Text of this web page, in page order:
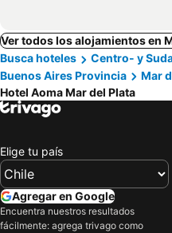
Ver todos los alojamientos en
Busca hoteles
Centro- y
Buenos Aires Provincia
Mar
Hotel Aoma Mar del Plata
Elige tu país
Agregar en Google
Encuentra nuestros resultados
fácilmente: agrega trivago como